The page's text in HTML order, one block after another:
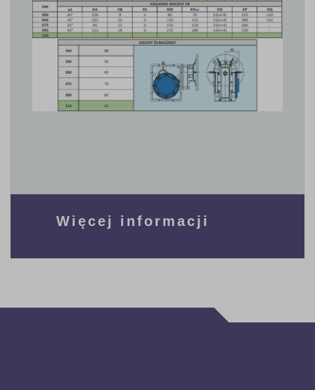
Więcej informacji